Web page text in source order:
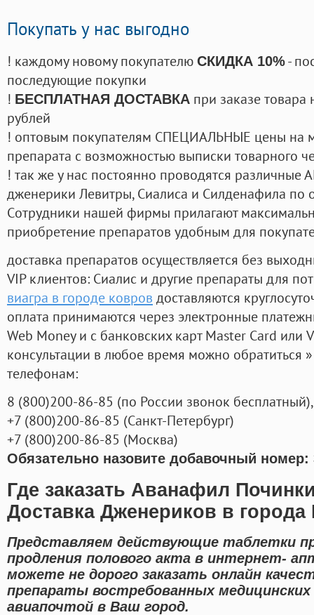
Покупать у нас выгодно
! каждому новому покупателю СКИДКА 10%-
последующие покупки
! БЕСПЛАТНАЯ ДОСТАВКА при заказе
рублей
! оптовым покупателям СПЕЦИАЛЬНЫЕ цены на
препарата с возможностью выписки товарного
! так же у нас постоянно проводятся
дженерики Левитры, Сиалиса и Силденафила по
Cотрудники нашей фирмы прилагают
приобретение препаратов удобным для
доставка препаратов осуществляется без
VIP клиентов: Сиалис и другие препараты для
виагра в городе ковров доставляются
оплата принимаются через электронные
Web Money и с банковских карт Master Card или
консультации в любое время можно обратиться
телефонам:
8 (800)200-86-85 (по России звонок бесплатный),
+7 (800)200-86-85 (Санкт-Петербург)
+7 (800)200-86-85 (Москва)
Обязательно назовите добавочный номер:
Где заказать Аванафил
Доставка Дженериков в города
Представляем действующие таблетки
продления полового акта в интернет-
можете не дорого заказать онлайн
препараты востребованных
авиапочтой в Ваш город.